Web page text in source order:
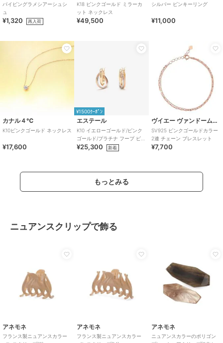
パイピングラメシアーシュシ
ュ
¥1,320 再入荷
K18 ピンクゴールド ミラーカ
ット ネックレス
¥49,500
シルバー ピンキーリング
¥11,000
カナル４℃
K10ピンクゴールド ネックレス
¥17,600
¥1500ｸｰﾎﾟﾝ
エステール
K10 イエローゴールド/ピンク
ゴールド/プラチナ フープ ピア
ス
¥25,300 新着
ヴイエー ヴァンドーム青山
SV925 ピンクゴールドカラー
2連 チェーン ブレスレット
¥7,700
もっとみる
ニュアンスクリップで飾る
アネモネ
フランス製ニュアンスカラー
アネモネ
フランス製ニュアンスカラー
アネモネ
ニュアンスカラーのポリゴン